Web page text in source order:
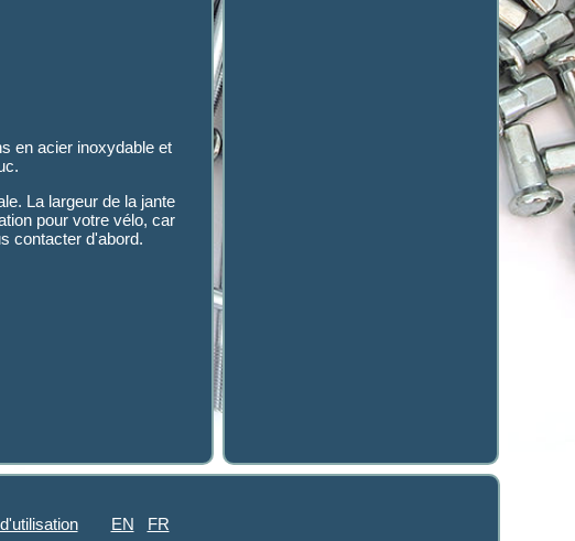
en acier inoxydable et
La largeur de la jante
pour votre vélo, car
contacter d'abord.
EN FR